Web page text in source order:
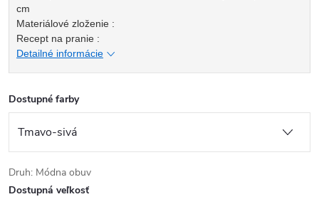
cm
Materiálové zloženie :
Recept na pranie :
Detailné informácie
Dostupné farby
Druh: Módna obuv
Dostupná veľkosť